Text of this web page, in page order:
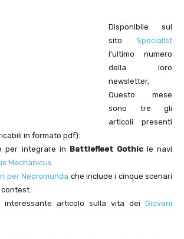
Disponibile sul
sito Specialist
l’ultimo numero
della loro
newsletter,
Questo mese
sono tre gli
articoli presenti
in formato pdf):
per integrare in Battlefleet Gothicle navi
Mechanicus
per Necromunda che include i cinque scenari
contest.
articolo sulla vita dei Giovani